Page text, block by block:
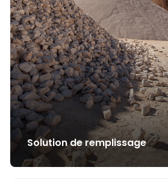
Solution de remplissage